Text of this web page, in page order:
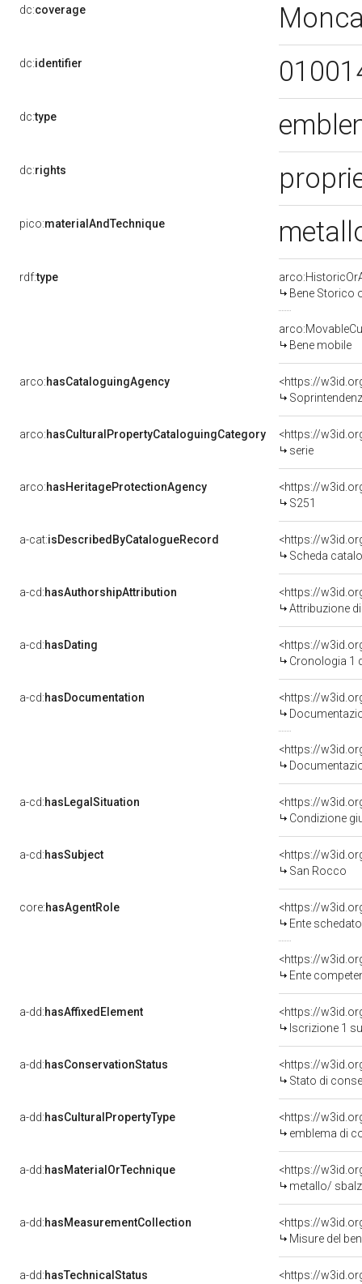
dc:coverage
dc:identifier
dc:type
dc:rights
pico:materialAndTechnique
rdf:type
Bene Storico
Bene mobile
arco:hasCataloguingAgency
<https://
arco:hasCulturalPropertyCataloguingCategory
<https://
serie
arco:hasHeritageProtectionAgency
<https://
S251
a-cat:isDescribedByCatalogueRecord
<https://
Scheda
a-cd:hasAuthorshipAttribution
Attribuzione
a-cd:hasDating
<https://
Cronologia 1
a-cd:hasDocumentation
a-cd:hasLegalSituation
Condizione
a-cd:hasSubject
<https://
San Rocco
core:hasAgentRole
<https://
Ente schedatore
<https://
Ente competente
a-dd:hasAffixedElement
<https://
Iscrizione 1
a-dd:hasConservationStatus
<https://
Stato di
a-dd:hasCulturalPropertyType
<https://
emblema di
a-dd:hasMaterialOrTechnique
<https://
metallo/
a-dd:hasMeasurementCollection
<https://
Misure del
a-dd:hasTechnicalStatus
<https://